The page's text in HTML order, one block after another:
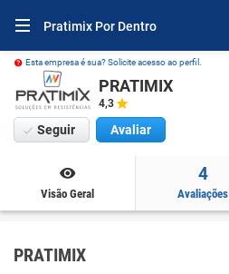
Pratimix Por Dentro
Esta empresa é sua? Solicite acesso ao perfil.
PRATIMIX
4,3
Seguir Avaliar
Visão Geral
4
Avaliações
PRATIMIX